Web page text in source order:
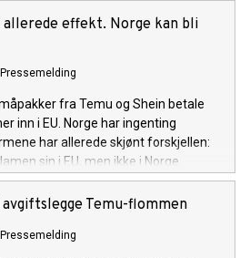
allerede effekt. Norge kan bli
Pressemelding
fra Temu og Shein betale
inn i EU. Norge har ingenting
har allerede skjønt forskjellen:
sin i EU, men ikke i Norge.
krever at regjeringen får på plass en
samme nivå som EU.
Temu-flommen
Pressemelding